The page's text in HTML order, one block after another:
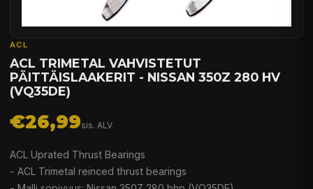
ACL
ACL TRIMETAL VAHVISTETUT
PÄITTÄISLAAKERIT - NISSAN 350Z 280 HV
(VQ35DE)
€26,99sis. ALV
ACL Uprated Thrust Bearings
- ACL Trimetal reinced thrust bearings